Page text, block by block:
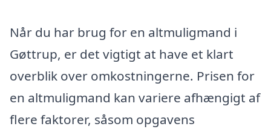
Når du har brug for en altmuligmand i
Gøttrup, er det vigtigt at have et klart
overblik over omkostningerne. Prisen for
en altmuligmand kan variere afhængigt af
flere faktorer, såsom opgavens